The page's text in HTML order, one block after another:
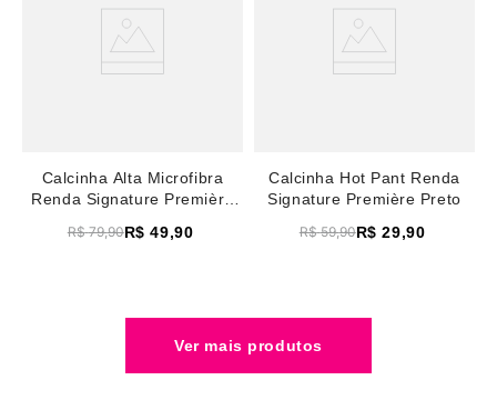
Calcinha Alta Microfibra
Renda Signature Première
R$ 79,90R$ 49,90
Calcinha Hot Pant Renda
Signature Première Preto
R$ 59,90R$ 29,90